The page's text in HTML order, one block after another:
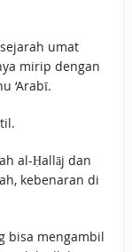
umat
mirip dengan
‘Arabī.
al-Ḥallāj dan
kebenaran di
bisa mengambil